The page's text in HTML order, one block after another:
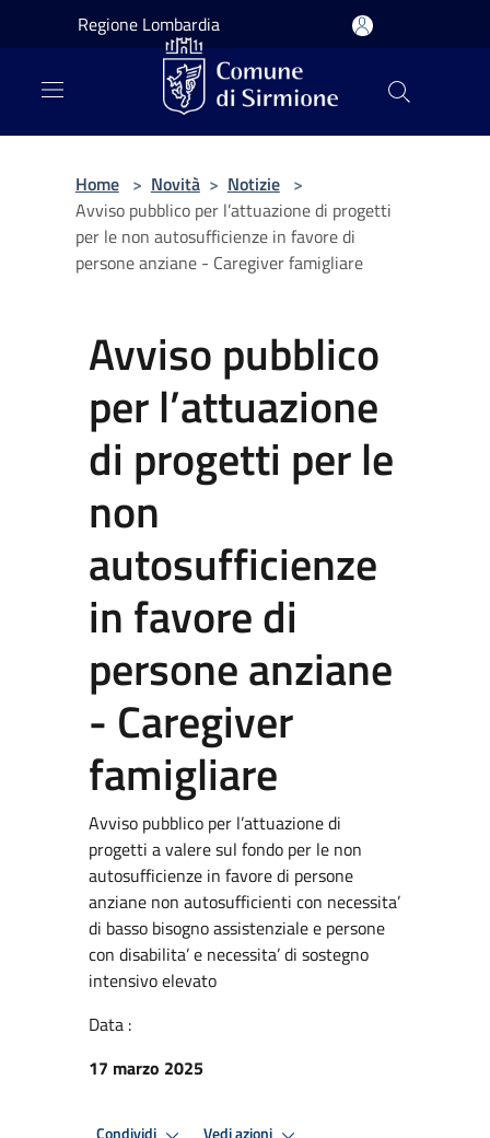
Salta al contenuto principale
Regione Lombardia
Home > Novità > Notizie >
Avviso pubblico per l’attuazione di progetti
per le non autosufficienze in favore di
persone anziane - Caregiver famigliare
Avviso pubblico
per l’attuazione
di progetti per le
non
autosufficienze
in favore di
persone anziane
- Caregiver
famigliare
Avviso pubblico per l’attuazione di
progetti a valere sul fondo per le non
autosufficienze in favore di persone
anziane non autosufficienti con necessita’
di basso bisogno assistenziale e persone
con disabilita’ e necessita’ di sostegno
intensivo elevato
Data :
17 marzo 2025